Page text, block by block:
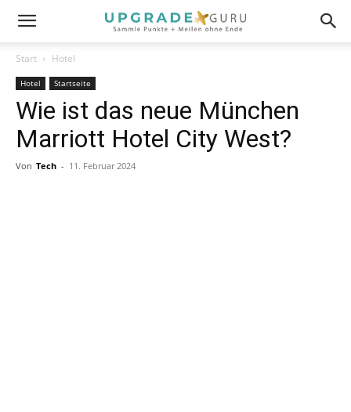
Start Hotel
Hotel Startseite
Wie ist das neue München
Marriott Hotel City West?
Von Tech - 11. Februar 2024